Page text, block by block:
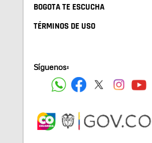
BOGOTA TE ESCUCHA
TÉRMINOS DE USO
Síguenos: